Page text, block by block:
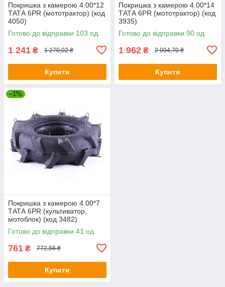
Покришка з камерою 4.00*12
ТАТА 6PR (мототрактор) (код
4050)
Готово до відправки 103 од.
1 241 ₴ 1 270,02 ₴
Купити
Покришка з камерою 4.00*14
ТАТА 6PR (мототрактор) (код
3935)
Готово до відправки 90 од.
1 962 ₴ 2 004,70 ₴
Купити
–1%
Покришка з камерою 4.00*7
ТАТА 6PR (культиватор,
мотоблок) (код 3482)
Готово до відправки 41 од.
761 ₴ 772,56 ₴
Купити